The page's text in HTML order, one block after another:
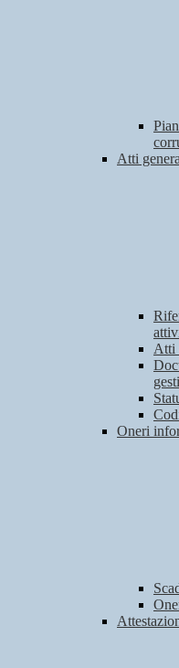
Atti
Atti
Oneri